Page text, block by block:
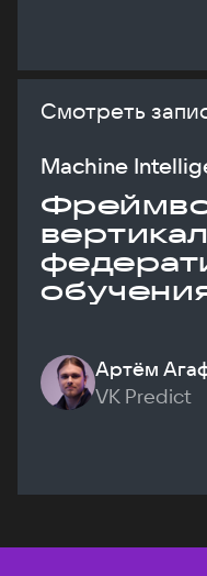
Смотреть
Machine
Артём
VK Predict